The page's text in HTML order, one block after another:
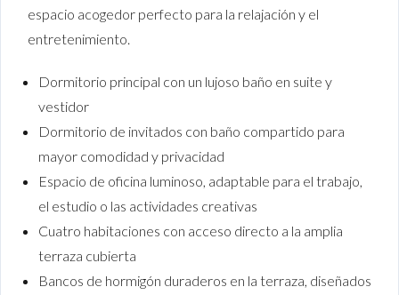
espacio acogedor perfecto para la relajación y el
entretenimiento.
Dormitorio principal con un lujoso baño en suite y
vestidor
Dormitorio de invitados con baño compartido para
mayor comodidad y privacidad
Espacio de oficina luminoso, adaptable para el trabajo,
el estudio o las actividades creativas
Cuatro habitaciones con acceso directo a la amplia
terraza cubierta
Bancos de hormigón duraderos en la terraza, diseñados